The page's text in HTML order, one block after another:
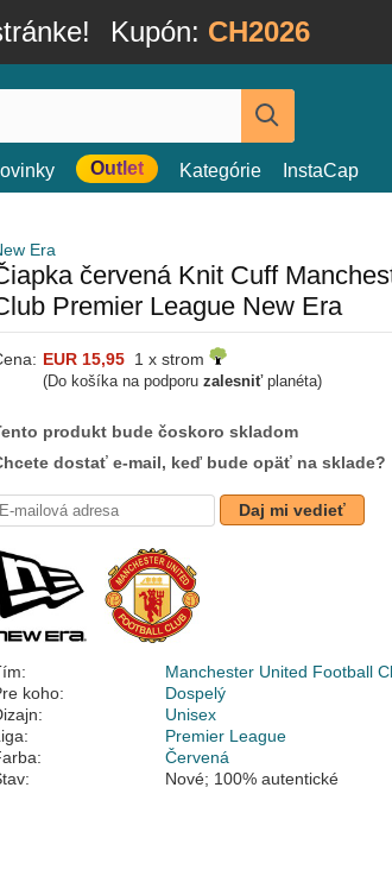
Kupón: CH2026
Outlet Kategórie InstaCap
Era
červená Knit Cuff
Premier League New Era
EUR 15,95 1 x strom
(Do košíka na podporu zalesniťplanéta)
produkt bude čoskoro skladom
dostať e-mail, keď bude opäť na sklade?
Daj mi vedieť
Manchester United Football
koho:
Dospelý
Unisex
Premier League
Červená
Nové; 100% autentické